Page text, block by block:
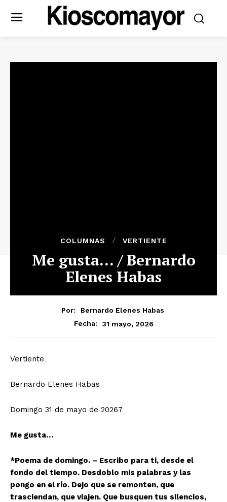
COLUMNAS VERTIENTE
Me gusta… / Bernardo
Elenes Habas
Por:
Bernardo Elenes Habas
Fecha:
31 mayo, 2026
Vertiente
Bernardo Elenes Habas
Domingo 31 de mayo de 20267
Me gusta…
*Poema de domingo. – Escribo para ti, desde el
fondo del tiempo. Desdoblo mis palabras y las
pongo en el río. Dejo que se remonten, que
trasciendan, que viajen. Que busquen tus silencios,